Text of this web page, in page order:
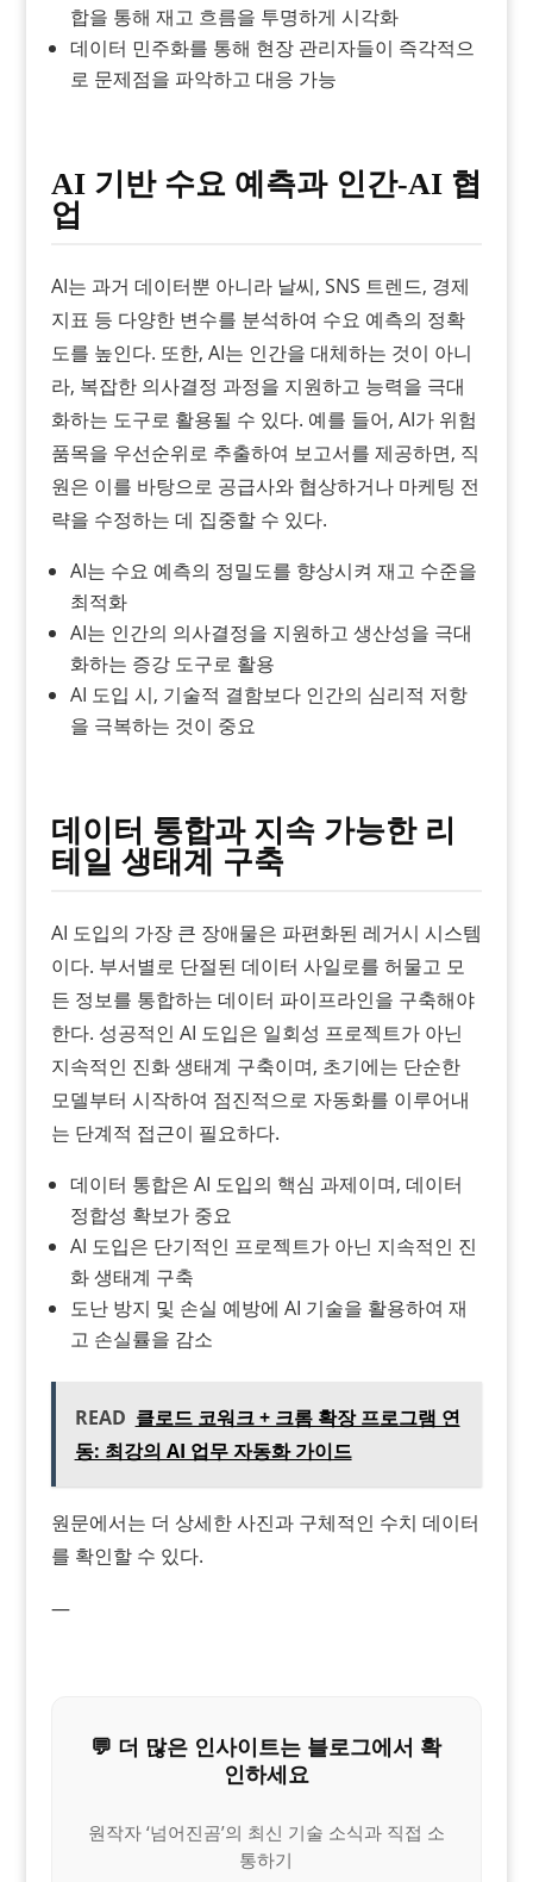
합을 통해 재고 흐름을 투명하게 시각화
데이터 민주화를 통해 현장 관리자들이 즉각적으
로 문제점을 파악하고 대응 가능
AI 기반 수요 예측과 인간-AI 협
업
AI는 과거 데이터뿐 아니라 날씨, SNS 트렌드, 경제
지표 등 다양한 변수를 분석하여 수요 예측의 정확
도를 높인다. 또한, AI는 인간을 대체하는 것이 아니
라, 복잡한 의사결정 과정을 지원하고 능력을 극대
화하는 도구로 활용될 수 있다. 예를 들어, AI가 위험
품목을 우선순위로 추출하여 보고서를 제공하면, 직
원은 이를 바탕으로 공급사와 협상하거나 마케팅 전
략을 수정하는 데 집중할 수 있다.
AI는 수요 예측의 정밀도를 향상시켜 재고 수준을
최적화
AI는 인간의 의사결정을 지원하고 생산성을 극대
화하는 증강 도구로 활용
AI 도입 시, 기술적 결함보다 인간의 심리적 저항
을 극복하는 것이 중요
데이터 통합과 지속 가능한 리
테일 생태계 구축
AI 도입의 가장 큰 장애물은 파편화된 레거시 시스템
이다. 부서별로 단절된 데이터 사일로를 허물고 모
든 정보를 통합하는 데이터 파이프라인을 구축해야
한다. 성공적인 AI 도입은 일회성 프로젝트가 아닌
지속적인 진화 생태계 구축이며, 초기에는 단순한
모델부터 시작하여 점진적으로 자동화를 이루어내
는 단계적 접근이 필요하다.
데이터 통합은 AI 도입의 핵심 과제이며, 데이터
정합성 확보가 중요
AI 도입은 단기적인 프로젝트가 아닌 지속적인 진
화 생태계 구축
도난 방지 및 손실 예방에 AI 기술을 활용하여 재
고 손실률을 감소
READ 클로드 코워크 + 크롬 확장 프로그램 연
동: 최강의 AI 업무 자동화 가이드
원문에서는 더 상세한 사진과 구체적인 수치 데이터
를 확인할 수 있다.
—
💬 더 많은 인사이트는 블로그에서 확
인하세요
원작자 ‘넘어진곰’의 최신 기술 소식과 직접 소
통하기